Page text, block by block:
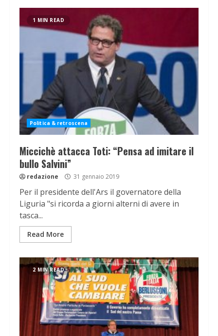
1 MIN READ
Politica & retroscena
Miccichè attacca Toti: “Pensa ad imitare il
bullo Salvini”
redazione 31 gennaio 2019
Per il presidente dell'Ars il governatore della
Liguria "si ricorda a giorni alterni di avere in
tasca...
Read More
2 MIN READ